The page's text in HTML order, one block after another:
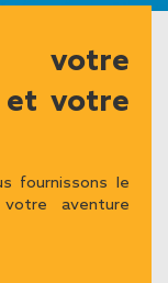
votre
et votre
fournissons le
votre aventure